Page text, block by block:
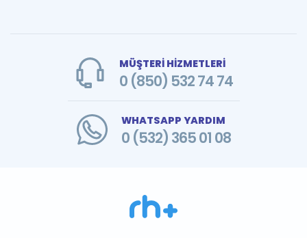
MÜŞTERİ HİZMETLERİ
0 (850) 532 74 74
WHATSAPP YARDIM
0 (532) 365 01 08